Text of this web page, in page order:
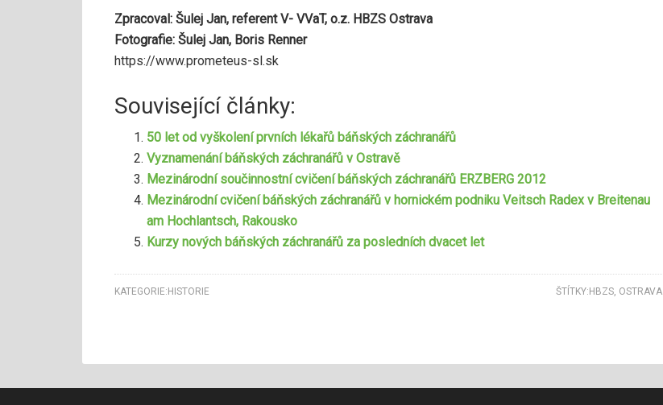
Zpracoval: Šulej Jan, referent V- VVaT, o.z. HBZS Ostrava
Fotografie: Šulej Jan, Boris Renner
https://www.prometeus-sl.sk
Související články:
50 let od vyškolení prvních lékařů báňských záchranářů
Vyznamenání báňských záchranářů v Ostravě
Mezinárodní součinnostní cvičení báňských záchranářů ERZBERG 2012
Mezinárodní cvičení báňských záchranářů v hornickém podniku Veitsch Radex v Breitenau
am Hochlantsch, Rakousko
Kurzy nových báňských záchranářů za posledních dvacet let
KATEGORIE: HISTORIE ŠTÍTKY: HBZS, OSTRAVA